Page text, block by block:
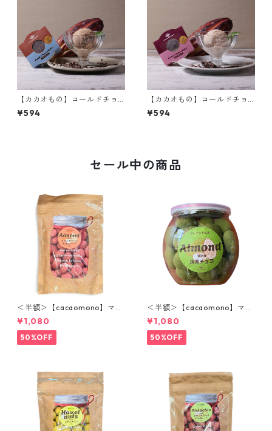
【カカオもの】コールドチョ
コレート ベネズエラミルク4
3% オリジナルアイスクリーム
¥594
【カカオもの】コールドチョ
コレート ルビーチョコレート4
7% オリジナルアイスクリーム
¥594
セール中の商品
＜半額＞【cacaomono】マル
コナホワイトチョコレート(フ
ランボワーズ)
¥1,080
50%OFF
＜半額＞【cacaomono】マル
コナホワイトチョコレート
（抹茶）
¥1,080
50%OFF